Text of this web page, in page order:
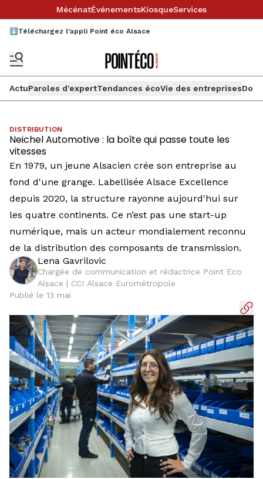
MécénatÉvénementsKiosqueServices
⬇️Téléchargez l'appli Point éco Alsace
ActuParoles d'expertTendances écoVie des entreprises
DISTRIBUTION
Neichel Automotive : la boîte qui passe toute les
vitesses
En 1979, un jeune Alsacien crée son entreprise au
fond d'une grange. Labellisée Alsace Excellence
depuis 2020, la structure rayonne aujourd'hui sur
les quatre continents. Ce n’est pas une start-up
numérique, mais un acteur mondialement reconnu
de la distribution des composants de transmission.
Lena Gavrilovic
Chargée de communication et rédactrice Point Eco
Alsace | CCI Alsace Eurométropole
Publié le 13 mai